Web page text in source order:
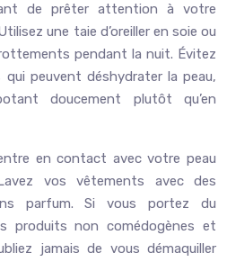
de prêter attention à votre
une taie d’oreiller en soie ou
pendant la nuit. Évitez
peuvent déshydrater la peau,
doucement plutôt qu’en
en contact avec votre peau
vos vêtements avec des
parfum. Si vous portez du
produits non comédogènes et
jamais de vous démaquiller